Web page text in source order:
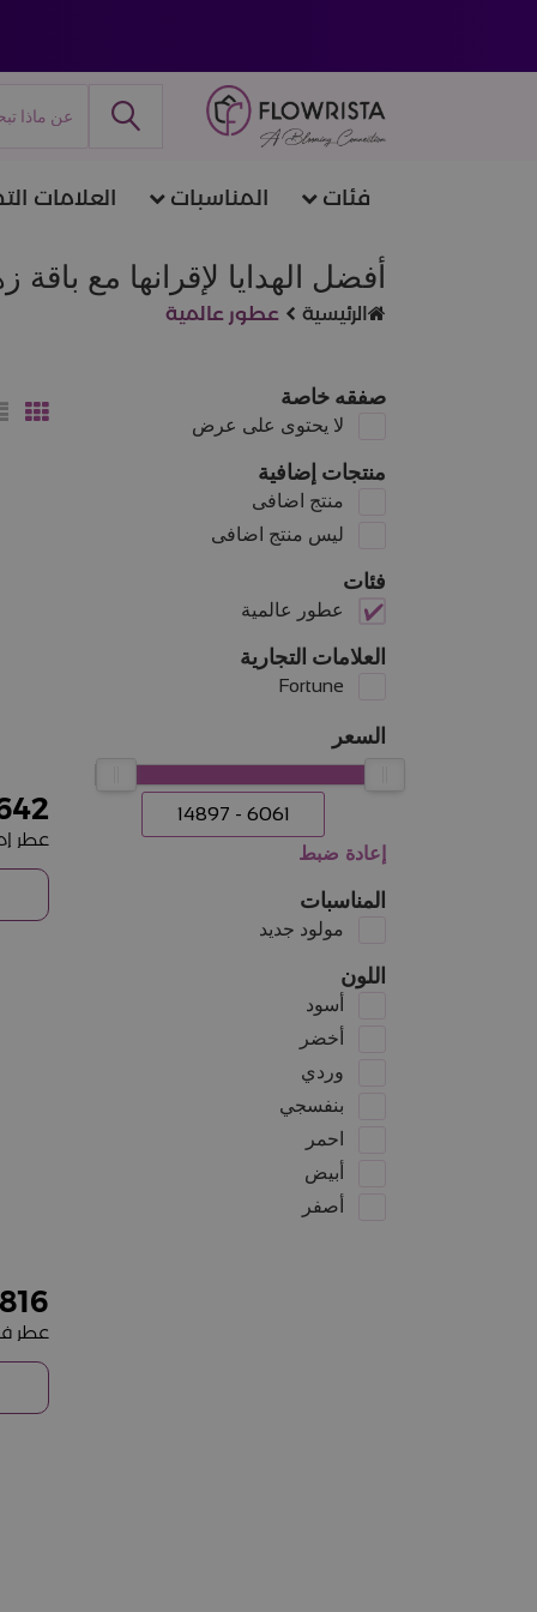
فئات المناسبات العلامات
أفضل الهدايا لإقرانها مع باقة
الرئيسية عطور عالمية
صفقه خاصة
لا يحتوى على عرض
منتجات إضافية
منتج اضافى
ليس منتج اضافى
فئات
عطور عالمية
العلامات التجارية
Fortune
السعر
إعادة ضبط
المناسبات
مولود جديد
اللون
أسود
أخضر
وردي
بنفسجي
احمر
أبيض
أصفر